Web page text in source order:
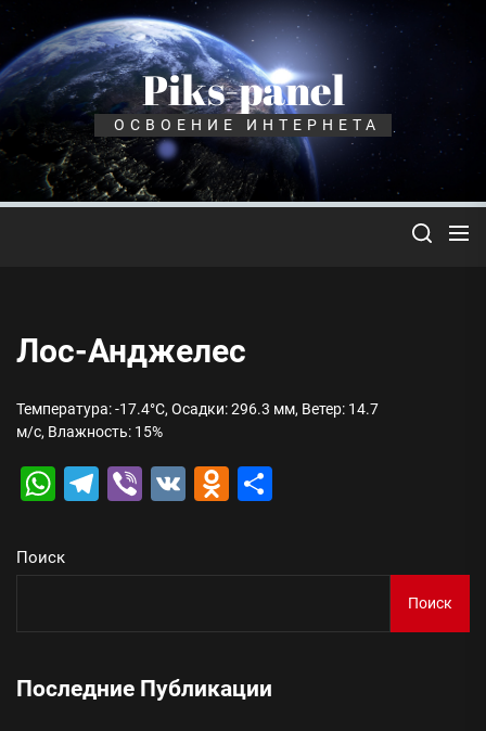
Перейти
содержимому
Piks-panel
ОСВОЕНИЕ ИНТЕРНЕТА
Лос-Анджелес
Температура: -17.4°C, Осадки: 296.3 мм, Ветер: 14.7
м/с, Влажность: 15%
WhatsApp
Telegram
Viber
VK Odnoklassniki
Поиск
Поиск
Последние Публикации